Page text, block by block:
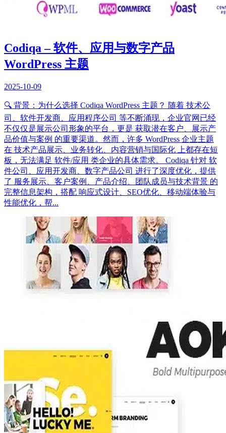
Codiqa – 软件、应用与数字产品
WordPress 主题
2025-10-09
🔍 背景：为什么选择 Codiqa WordPress 主题？ 随着 技术公
司、软件开发商、应用程序公司 等不断涌现，企业官网已经
不仅仅是展示公司形象的平台，更是 获取潜在客户、展示产
品价值与案例 的重要渠道。然而，许多 WordPress 企业主题
在 技术产品展示、业务转化、内容营销与国际化 上都存在短
板，无法满足 软件/应用 类企业的具体需求。 Codiqa 针对 软
件公司、应用开发商、数字产品公司 进行了深度优化，提供
了 服务展示、客户案例、产品介绍、团队成员与技术背景 的
完整信息架构，搭配 响应式设计、SEO优化、移动端体验与
性能优化，帮...